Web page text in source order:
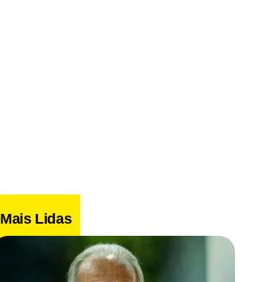
Mais Lidas